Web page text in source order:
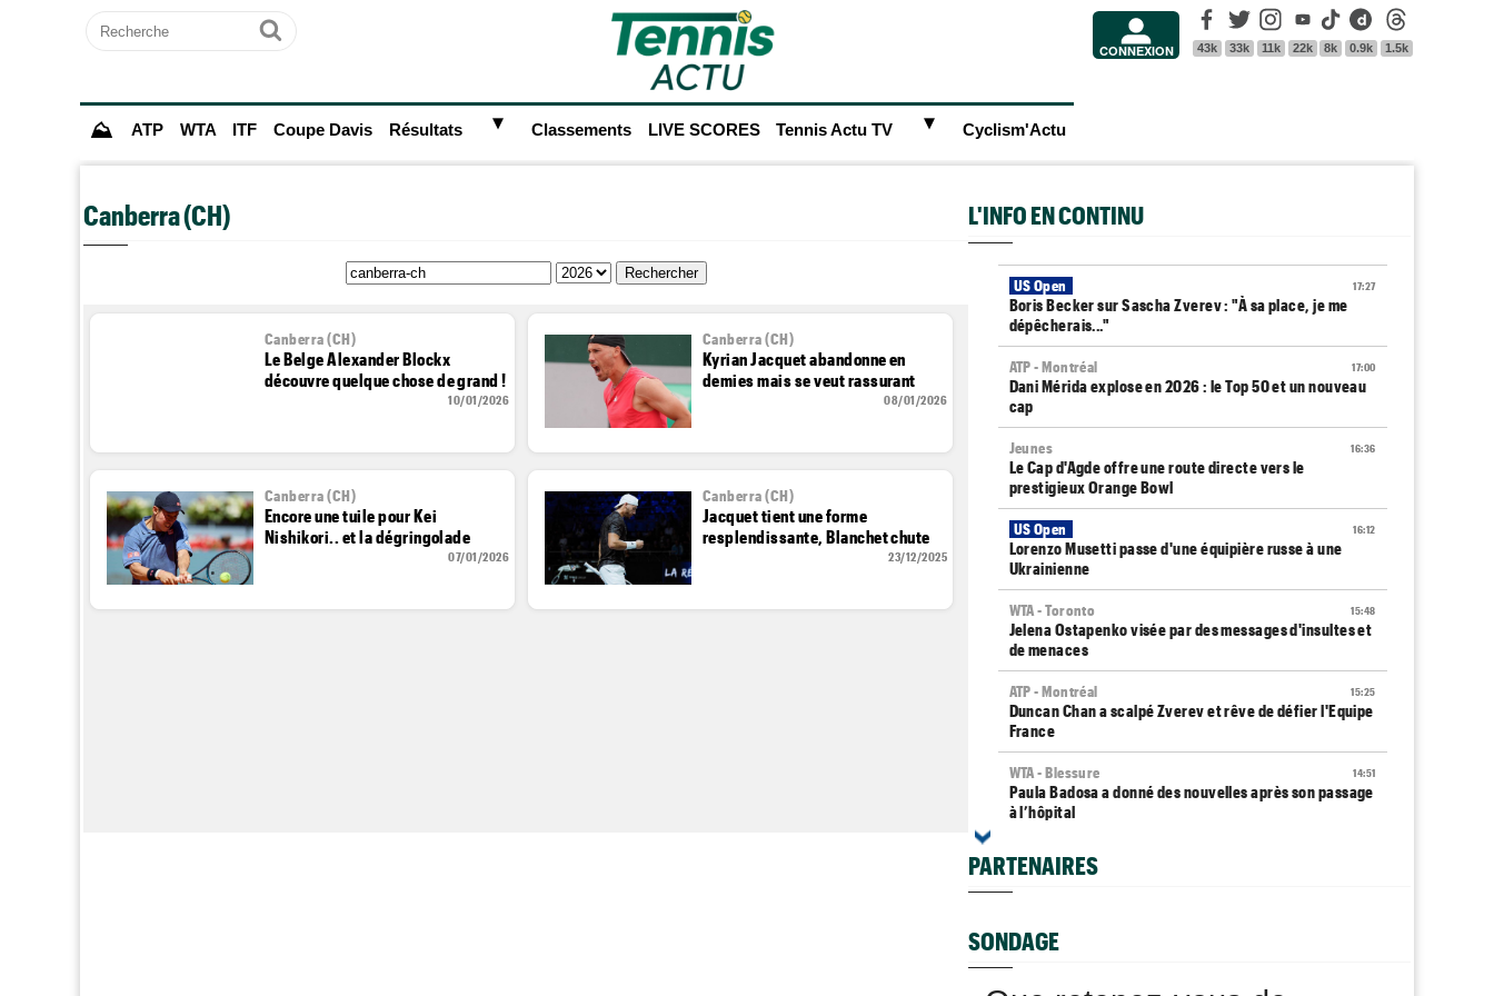
Recherche
Ok CONNEXION
Facebook
43k
Twitter
33k
Instagram
11k
Youtube
22k
Tik Tok
8k
Dailymotion
0.9k 1.5k
⛰ ATP WTA ITF Coupe Davis Résultats ► Classements LIVE SCORES Tennis Actu TV ► Cyclism'Actu
Canberra (CH)
Canberra (CH)
Le Belge Alexander Blockx
découvre quelque chose de grand !
10/01/2026
Canberra (CH)
Kyrian Jacquet abandonne en
demies mais se veut rassurant
08/01/2026
Canberra (CH)
Encore une tuile pour Kei
Nishikori.. et la dégringolade
07/01/2026
Canberra (CH)
Jacquet tient une forme
resplendissante, Blanchet chute
23/12/2025
L'INFO EN CONTINU
17:27
US Open
Boris Becker sur Sascha Zverev : "À sa place, je me
dépêcherais..."
17:00
ATP - Montréal
Dani Mérida explose en 2026 : le Top 50 et un nouveau
cap
16:36
Jeunes
Le Cap d'Agde offre une route directe vers le
prestigieux Orange Bowl
16:12
US Open
Lorenzo Musetti passe d'une équipière russe à une
Ukrainienne
15:48
WTA - Toronto
Jelena Ostapenko visée par des messages d'insultes et
de menaces
15:25
ATP - Montréal
Duncan Chan a scalpé Zverev et rêve de défier l'Equipe
France
14:51
WTA - Blessure
Paula Badosa a donné des nouvelles après son passage
à l’hôpital
ATP - Montréal
Arthur Fils savoure : "J’aime revenir sur les grands
tournois"
WTA - Toronto
Aryna Sabalenka taquine ses rivales : "Pourquoi me
battre si..."
PARTENAIRES
SONDAGE